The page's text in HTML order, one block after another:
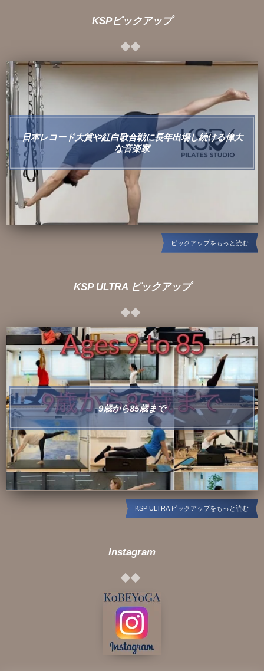
KSPピックアップ
日本レコード大賞や紅白歌合戦に長年出場し続ける偉大
な音楽家
ピックアップをもっと読む
KSP ULTRA ピックアップ
9歳から85歳まで
KSP ULTRA ピックアップをもっと読む
Instagram